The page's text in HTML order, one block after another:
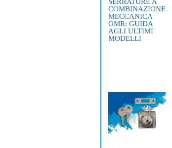
SERRATURE A
COMBINAZIONE
MECCANICA
OMR: GUIDA
AGLI ULTIMI
MODELLI